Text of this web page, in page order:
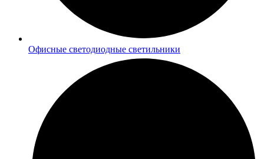
Офисные светодиодные светильники